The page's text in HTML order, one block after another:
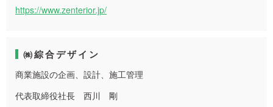
https://www.zenterior.jp/
㈱綜合デザイン
商業施設の企画、設計、施工管理
代表取締役社長 西川 剛